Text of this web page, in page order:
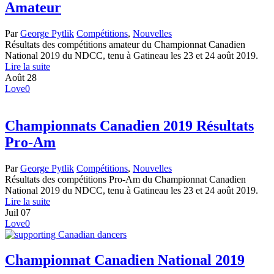
Amateur
Par George Pytlik Compétitions, Nouvelles
Résultats des compétitions amateur du Championnat Canadien
National 2019 du NDCC, tenu à Gatineau les 23 et 24 août 2019.
Lire la suite
Août 28
Love0
Championnats Canadien 2019 Résultats
Pro-Am
Par George Pytlik Compétitions, Nouvelles
Résultats des compétitions Pro-Am du Championnat Canadien
National 2019 du NDCC, tenu à Gatineau les 23 et 24 août 2019.
Lire la suite
Juil 07
Love0
Championnat Canadien National 2019